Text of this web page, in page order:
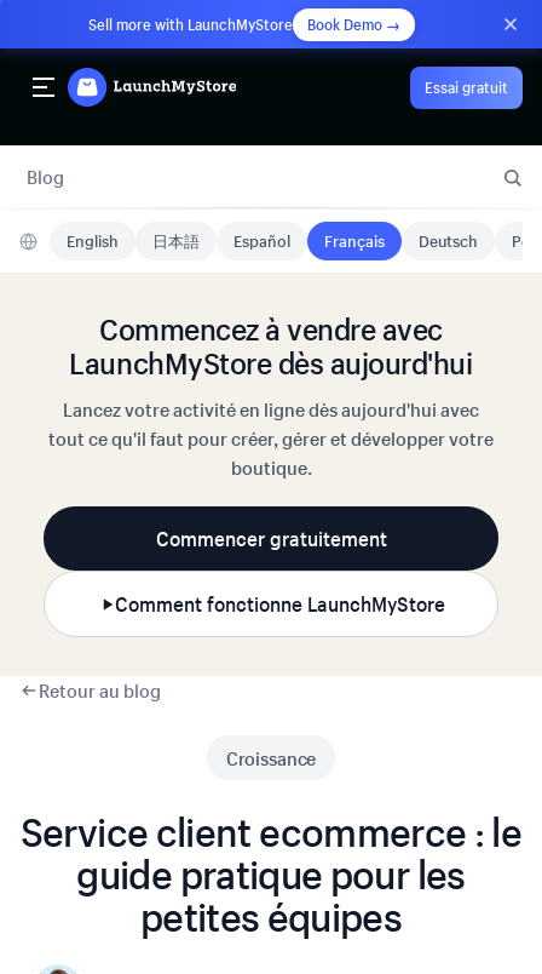
Sell more with LaunchMyStore Book Demo →
Essai gratuit
Blog
English 日本語 Español Français Deutsch
Commencez à vendre avec
LaunchMyStore dès aujourd'hui
Lancez votre activité en ligne dès aujourd'hui avec
tout ce qu'il faut pour créer, gérer et développer votre
boutique.
Commencer gratuitement
Comment fonctionne LaunchMyStore
Retour au blog
Croissance
Service client ecommerce : le
guide pratique pour les
petites équipes